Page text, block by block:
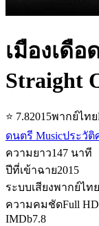
เมืองเดือ
Straight
⭐ 7.82015พากย์ไทย
ดนตรี Musicประวัติ
ความยาว147 นาที
ปีที่เข้าฉาย2015
ระบบเสียงพากย์ไทย
ความคมชัดFull HD
IMDb7.8